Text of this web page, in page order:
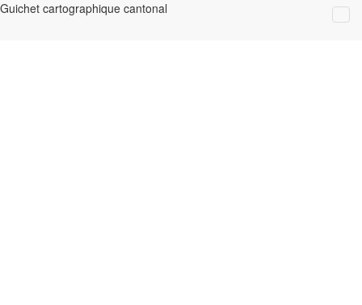
Guichet cartographique cantonal
Données
Effacer tous les résultats